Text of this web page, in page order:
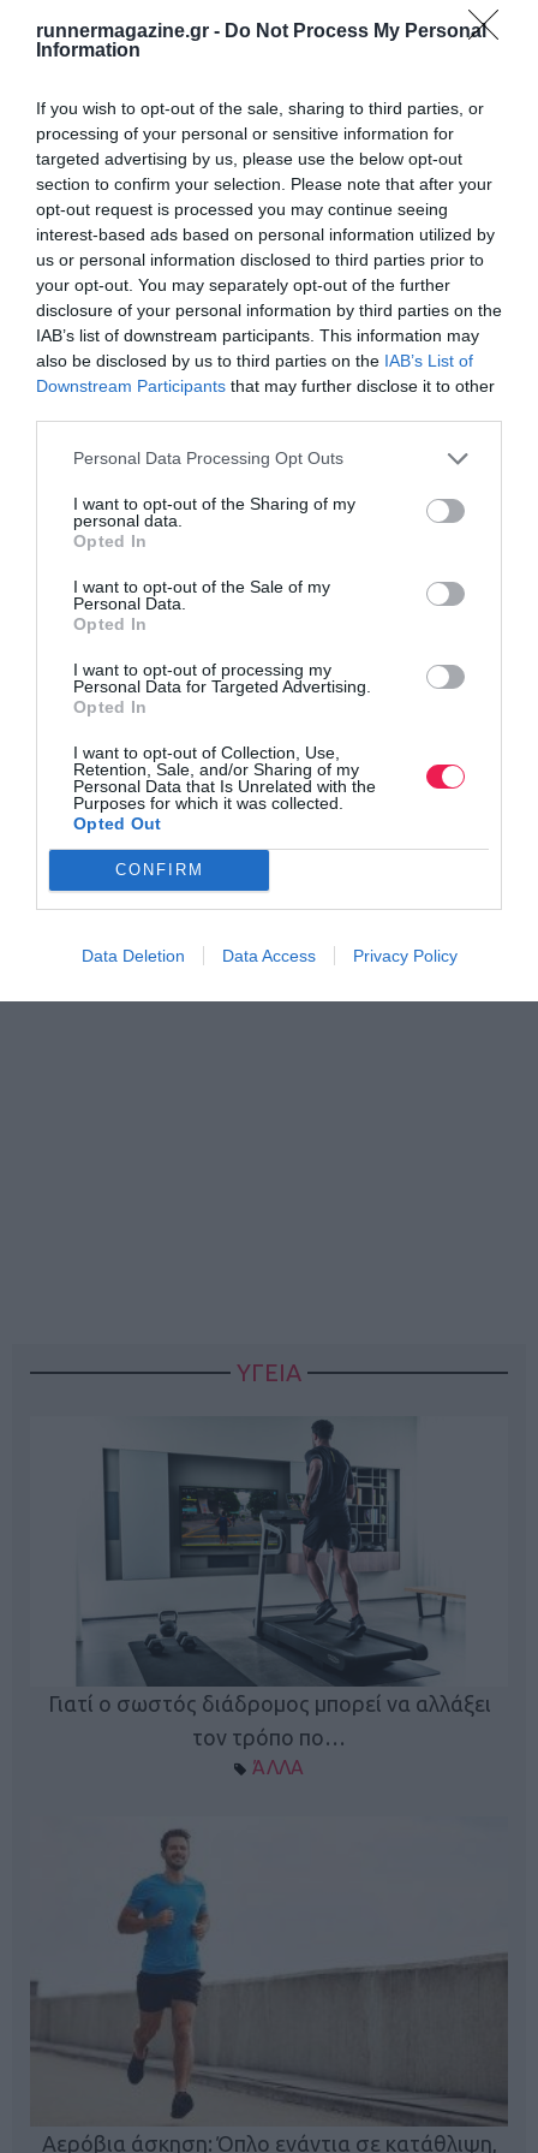
runnermagazine.gr - Do Not Process My Personal
Information
If you wish to opt-out of the sale, sharing to third parties, or
processing of your personal or sensitive information for
targeted advertising by us, please use the below opt-out
section to confirm your selection. Please note that after your
opt-out request is processed you may continue seeing
interest-based ads based on personal information utilized by
us or personal information disclosed to third parties prior to
your opt-out. You may separately opt-out of the further
disclosure of your personal information by third parties on the
IAB’s list of downstream participants. This information may
also be disclosed by us to third parties on the IAB’s List of
Downstream Participants that may further disclose it to other
Personal Data Processing Opt Outs
I want to opt-out of the Sharing of my
personal data.
Opted In
I want to opt-out of the Sale of my
Personal Data.
Opted In
I want to opt-out of processing my
Personal Data for Targeted Advertising.
Opted In
I want to opt-out of Collection, Use,
Retention, Sale, and/or Sharing of my
Personal Data that Is Unrelated with the
Purposes for which it was collected.
Opted Out
CONFIRM
Data Deletion Data Access Privacy Policy
Γίνε Συνδρομητής
Βρες το RUNNER!
Όλα τα Τεύχη
ΥΓΕΙΑ
Γιατί ο σωστός διάδρομος μπορεί να αλλάξει
τον τρόπο πο…
ΆΛΛΑ
Αερόβια άσκηση: Όπλο ενάντια σε κατάθλιψη,